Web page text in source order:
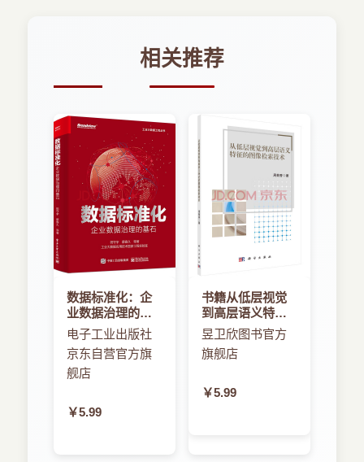
2.1.4 关键字
2.2 基本数据类型应用示例
2.2.1 整型与浮点型
2.2.2 字符型
2.2.3 布尔型
2.2.4 数据类型的转换
2.3 程序控制语句
2.3.1 语句的分类
2.3.2 顺序控制语句
2.3.3 if语句
2.3.5 循环语句
2.3.6 跳转语句
2.4 类与对象
2.4.1 类的定义
2.4.2 对象
2.4.4 包
相关推荐
数据标准化：企
业数据治理的基
石
电子工业出版社
京东自营官方旗
舰店
￥5.99
书籍从低层视觉
到高层语义特征
的图像检索技术
昱卫欣图书官方
旗舰店
￥5.99